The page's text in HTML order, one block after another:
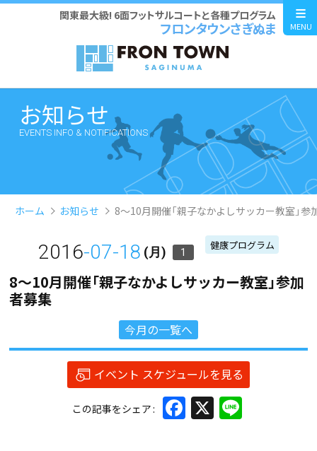
関東最大級! 6面フットサルコートと各種プログラム
フロンタウンさぎぬま MENU
お知らせ
EVENTS INFO & NOTIFICATIONS
ホーム お知らせ 8〜10月開催「親子なかよしサッカー教室」参
2016-07-18 (月) 1
健康プログラム
8〜10月開催「親子なかよしサッカー教室」参加
者募集
今月の一覧へ
イベント スケジュールを見る
この記事をシェア Facebook
X